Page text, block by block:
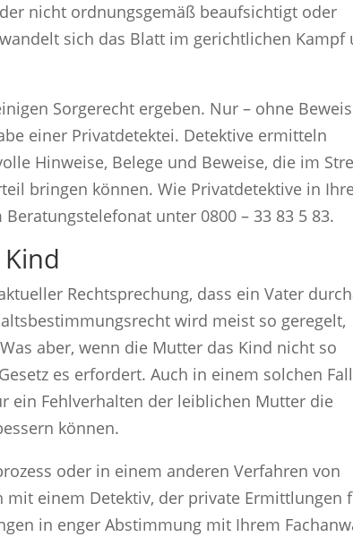
nicht ordnungsgemäß beaufsichtigt oder
sich das Blatt im gerichtlichen Kampf
Sorgerecht ergeben. Nur – ohne
einer Privatdetektei. Detektive ermitteln
Hinweise, Belege und Beweise, die im
bringen können. Wie Privatdetektive in
unter 0800 – 33 83 5 83.
Rechtsprechung, dass ein Vater
wird meist so geregelt,
aber, wenn die Mutter das Kind nicht so
es erfordert. Auch in einem solchen
ein Fehlverhalten der leiblichen Mutter die
können.
oder in einem anderen Verfahren von
mit einem Detektiv, der private Ermittlungen
in enger Abstimmung mit Ihrem